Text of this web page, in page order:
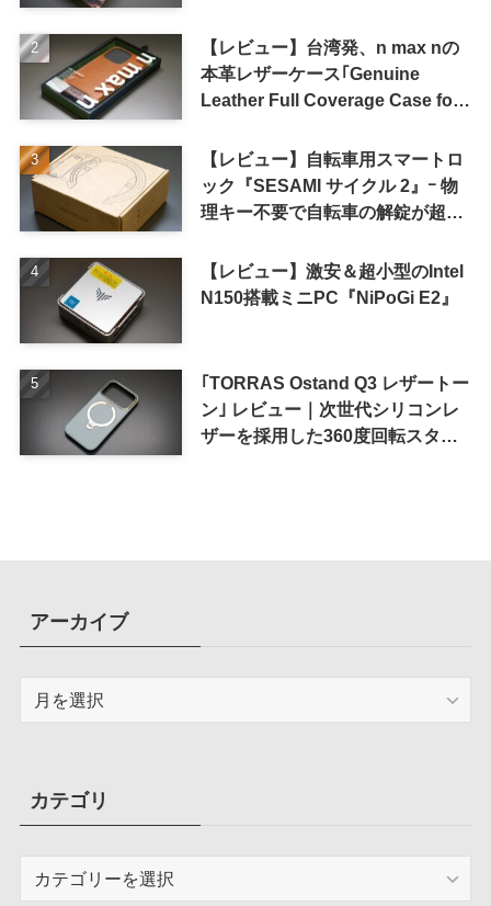
【レビュー】台湾発、n max nの
本革レザーケース｢Genuine
Leather Full Coverage Case for
【レビュー】自転車用スマートロ
ック『SESAMI サイクル 2』ｰ 物
理キー不要で自転車の解錠が超簡
【レビュー】激安＆超小型のIntel
N150搭載ミニPC『NiPoGi E2』
｢TORRAS Ostand Q3 レザートー
ン｣ レビュー｜次世代シリコンレ
ザーを採用した360度回転スタン
アーカイブ
ブカテゴリ